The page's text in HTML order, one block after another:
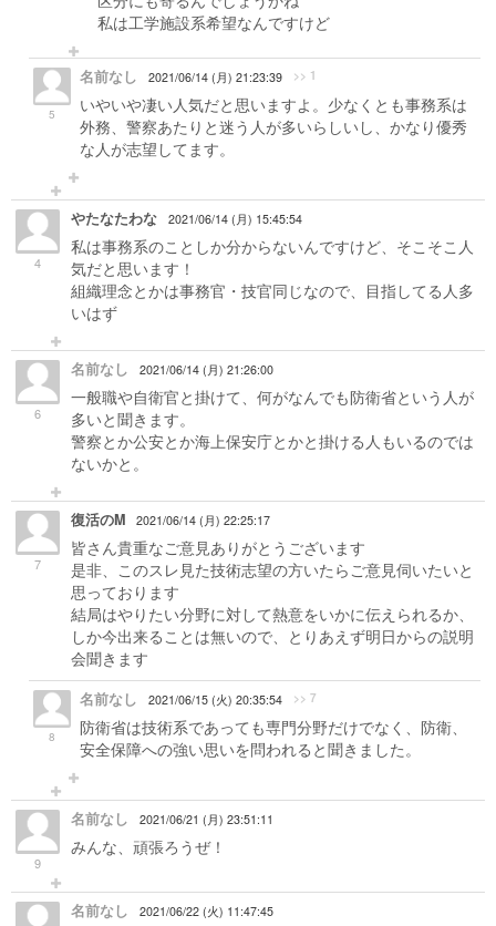
私は工学施設系希望なんですけど
5
名前なし 2021/06/14 (月) 21:23:39 >> 1
いやいや凄い人気だと思いますよ。少なくとも事務系は
外務、警察あたりと迷う人が多いらしいし、かなり優秀
な人が志望してます。
4
やたなたわな 2021/06/14 (月) 15:45:54
私は事務系のことしか分からないんですけど、そこそこ人
気だと思います！
組織理念とかは事務官・技官同じなので、目指してる人多
いはず
6
名前なし 2021/06/14 (月) 21:26:00
一般職や自衛官と掛けて、何がなんでも防衛省という人が
多いと聞きます。
警察とか公安とか海上保安庁とかと掛ける人もいるのでは
ないかと。
7
復活のM 2021/06/14 (月) 22:25:17
皆さん貴重なご意見ありがとうございます
是非、このスレ見た技術志望の方いたらご意見伺いたいと
思っております
結局はやりたい分野に対して熱意をいかに伝えられるか、
しか今出来ることは無いので、とりあえず明日からの説明
会聞きます
8
名前なし 2021/06/15 (火) 20:35:54 >> 7
防衛省は技術系であっても専門分野だけでなく、防衛、
安全保障への強い思いを問われると聞きました。
9
名前なし 2021/06/21 (月) 23:51:11
みんな、頑張ろうぜ！
名前なし 2021/06/22 (火) 11:47:45